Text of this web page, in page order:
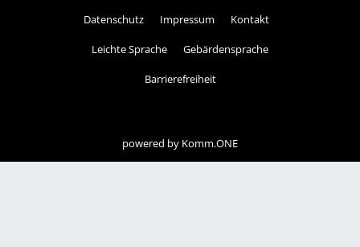
Datenschutz Impressum Kontakt
Leichte Sprache Gebärdensprache
Barrierefreiheit
powered by Komm.ONE